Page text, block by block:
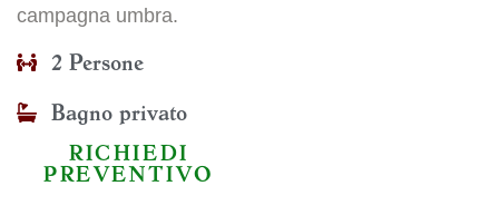
campagna umbra.
2 Persone
Bagno privato
RICHIEDI
PREVENTIVO